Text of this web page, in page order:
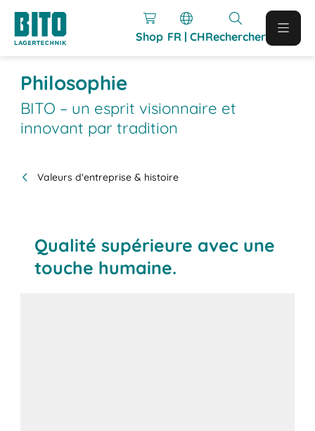
Shop FR | CHRechercher
Philosophie
BITO – un esprit visionnaire et
innovant par tradition
Valeurs d'entreprise & histoire
Qualité supérieure avec une
touche humaine.